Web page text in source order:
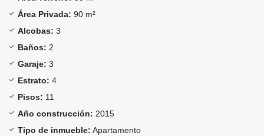
Área Privada: 90 m²
Alcobas: 3
Baños: 2
Garaje: 3
Estrato: 4
Pisos: 11
Año construcción: 2015
Tipo de inmueble: Apartamento